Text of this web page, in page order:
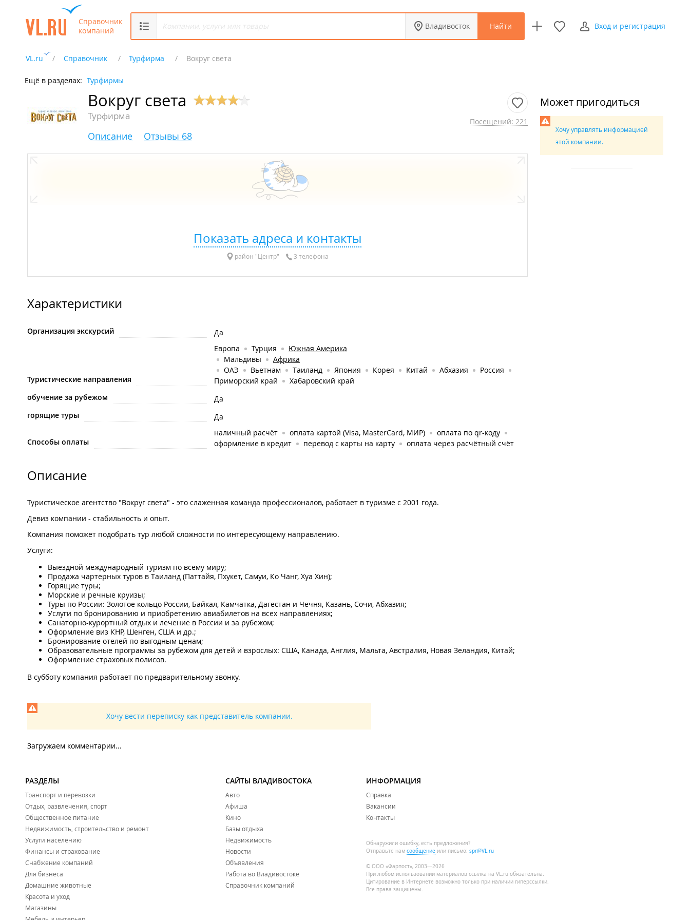
Справочник
компаний
Владивосток Найти Вход и регистрация
VL.ru Справочник Турфирма Вокруг света
Ещё в разделах: Турфирмы
Вокруг света
Турфирма Посещений: 221
Описание Отзывы 68
Показать адреса и контакты
район "Центр" 3 телефона
Характеристики
Организация экскурсий Да
Туристические направления
Европа Турция
Южная Америка
Мальдивы
Африка
ОАЭ
Вьетнам Таиланд Япония Корея Китай Абхазия
Россия
Приморский край
Хабаровский край
обучение за рубежом
Да
горящие туры
Да
Способы оплаты
наличный расчёт оплата картой (Visa, MasterCard, МИР)
оплата по qr-коду
оформление в кредит
перевод с карты на карту оплата через расчётный счёт
Описание
Туристическое агентство "Вокруг света" - это слаженная команда профессионалов, работает в туризме с 2001 года.
Девиз компании - стабильность и опыт.
Компания поможет подобрать тур любой сложности по интересующему направлению.
Услуги:
Выездной международный туризм по всему миру;
Продажа чартерных туров в Таиланд (Паттайя, Пхукет, Самуи, Ко Чанг, Хуа Хин);
Горящие туры;
Морские и речные круизы;
Туры по России: Золотое кольцо России, Байкал, Камчатка, Дагестан и Чечня, Казань, Сочи, Абхазия;
Услуги по бронированию и приобретению авиабилетов на всех направлениях;
Санаторно-курортный отдых и лечение в России и за рубежом;
Оформление виз КНР, Шенген, США и др.;
Бронирование отелей по выгодным ценам;
Образовательные программы за рубежом для детей и взрослых: США, Канада, Англия, Мальта, Австралия, Новая Зеландия, Китай;
Оформление страховых полисов.
В субботу компания работает по предварительному звонку.
Хочу вести переписку как представитель компании.
Загружаем комментарии...
Может пригодиться
Хочу управлять информацией
этой компании.
РАЗДЕЛЫ
Транспорт и перевозки
Отдых, развлечения, спорт
Общественное питание
Недвижимость, строительство и ремонт
Услуги населению
Финансы и страхование
Снабжение компаний
Для бизнеса
Домашние животные
Красота и уход
Магазины
САЙТЫ ВЛАДИВОСТОКА
Авто
Афиша
Кино
Базы отдыха
Недвижимость
Новости
Объявления
Работа во Владивостоке
Справочник компаний
ИНФОРМАЦИЯ
Справка
Вакансии
Контакты
Обнаружили ошибку, есть предложения?
Отправьте нам сообщение или письмо: spr@VL.ru
© ООО «Фарпост», 2003—2026
При любом использовании материалов ссылка на VL.ru обязательна.
Цитирование в Интернете возможно только при наличии гиперссылки.
Все права защищены.